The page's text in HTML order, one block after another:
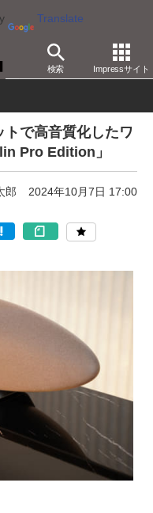
Translate
検索 Impressサイト
で高音質化したワ
Pro Edition」
郎 2024年10月7日 17:00